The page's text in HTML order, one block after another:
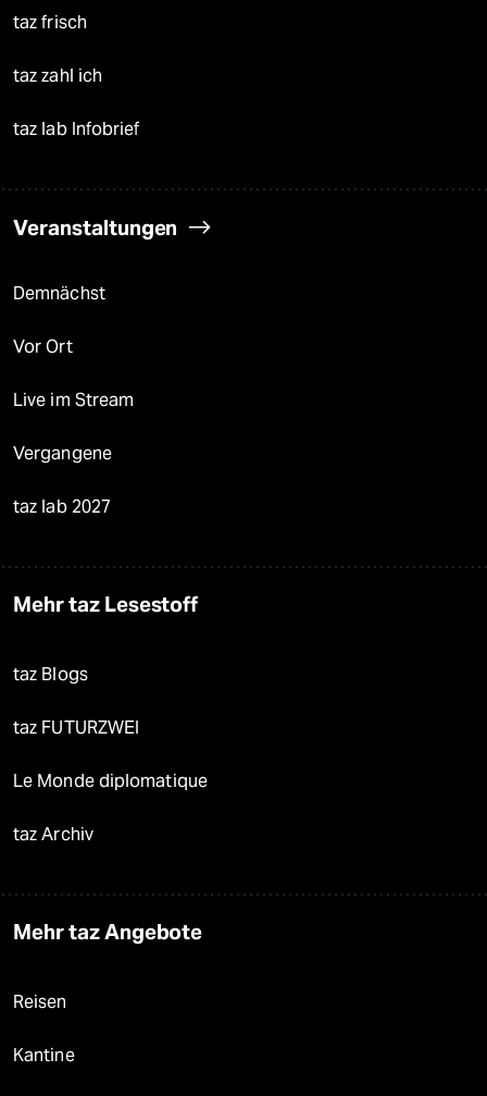
taz frisch
taz zahl ich
taz lab Infobrief
Veranstaltungen
Demnächst
Vor Ort
Live im Stream
Vergangene
taz lab 2027
Mehr taz Lesestoff
taz Blogs
taz FUTURZWEI
Le Monde diplomatique
taz Archiv
Mehr taz Angebote
Reisen
Kantine